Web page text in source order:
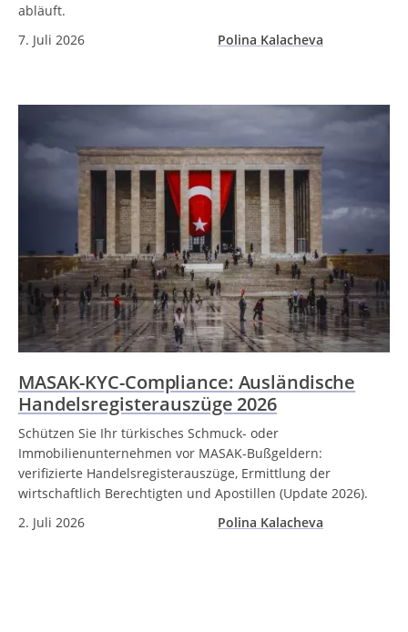
abläuft.
7. Juli 2026
Polina Kalacheva
MASAK-KYC-Compliance: Ausländische
Handelsregisterauszüge 2026
Schützen Sie Ihr türkisches Schmuck- oder
Immobilienunternehmen vor MASAK-Bußgeldern:
verifizierte Handelsregisterauszüge, Ermittlung der
wirtschaftlich Berechtigten und Apostillen (Update 2026).
2. Juli 2026
Polina Kalacheva